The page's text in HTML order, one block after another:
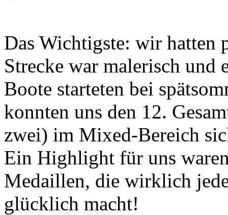
Das Wichtigste: wir hatten
Strecke war malerisch und
Boote starteten bei
konnten uns den 12.
zwei) im Mixed-Bereich
Ein Highlight für uns
Medaillen, die wirklich
glücklich macht!